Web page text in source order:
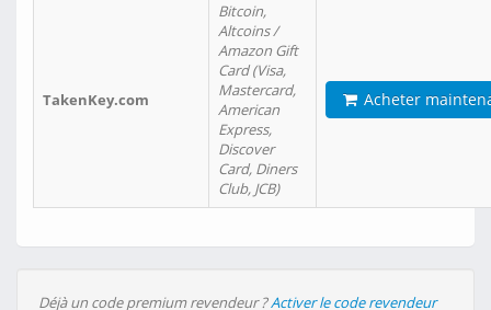
TakenKey.com
Bitcoin,
Altcoins /
Amazon Gift
Card (Visa,
Mastercard,
American
Express,
Discover
Card, Diners
Club, JCB)
Acheter
Déjà un code premium revendeur ?Activer le code revendeur